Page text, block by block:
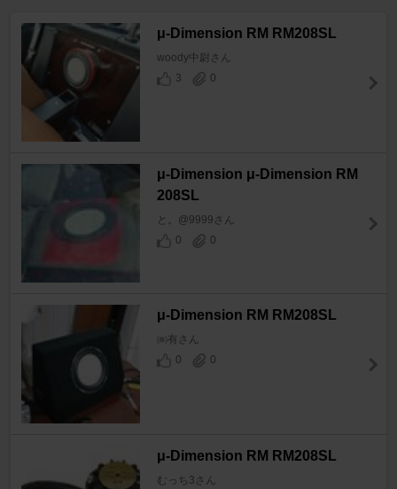
μ-Dimension RM RM208SL
woody中尉さん
3
0
μ-Dimension μ-Dimension RM
208SL
と。@9999さん
0
0
μ-Dimension RM RM208SL
㈱有さん
0
0
μ-Dimension RM RM208SL
むっち3さん